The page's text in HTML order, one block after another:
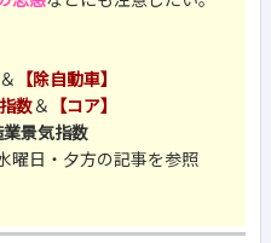
＆
【除自動車】
数＆
【コア】
景気指数
曜日・夕方の記事を参照